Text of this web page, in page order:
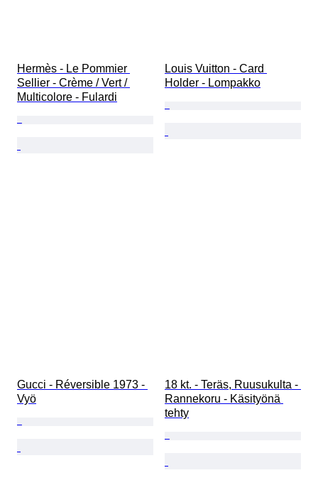
Hermès - Le Pommier
Sellier - Crème / Vert /
Multicolore - Fulardi
Louis Vuitton - Card
Holder - Lompakko
Gucci - Réversible 1973 -
Vyö
18 kt. - Teräs, Ruusukulta -
Rannekoru - Käsityönä
tehty